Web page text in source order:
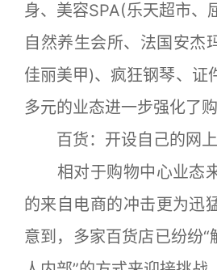
身、美容SPA(乐天超市、
自然养生会所、法国安杰
佳丽美甲)、疯狂钢琴、证
多元的业态进一步强化了
百货：开设自己的网
相对于购物中心业态
的来自电商的冲击更为迅
意到，多家百货店已纷纷“